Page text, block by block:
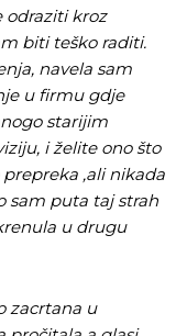
odraziti kroz
biti teško raditi.
navela sam
u firmu gdje
starijim
i želite ono što
,ali nikada
sam puta taj strah
u drugu
zacrtana u